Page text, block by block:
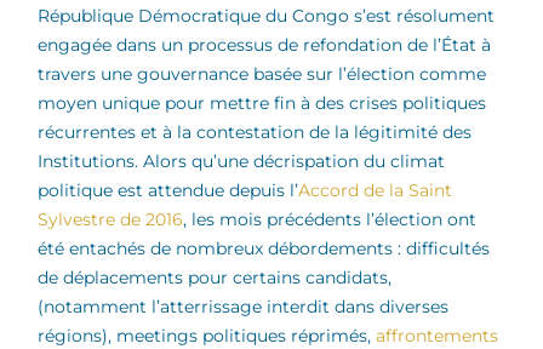
République Démocratique du Congo s’est résolument
engagée dans un processus de refondation de l’État à
travers une gouvernance basée sur l’élection comme
moyen unique pour mettre fin à des crises politiques
récurrentes et à la contestation de la légitimité des
Institutions. Alors qu’une décrispation du climat
politique est attendue depuis l’Accord de la Saint
Sylvestre de 2016, les mois précédents l’élection ont
été entachés de nombreux débordements : difficultés
de déplacements pour certains candidats,
(notamment l’atterrissage interdit dans diverses
régions), meetings politiques réprimés,affrontements